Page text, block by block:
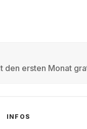
den ersten Monat
INFOS